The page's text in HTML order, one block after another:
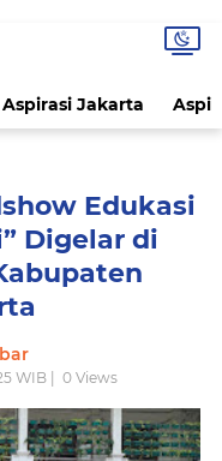
Aspirasi Jakarta
Edukasi
Digelar di
WIB | 0 Views